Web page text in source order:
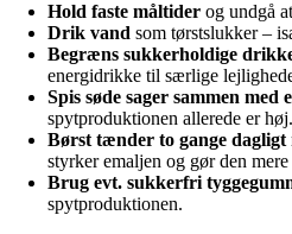
Hold faste måltider og undgå
Drik vand som tørstslukker –
Begræns sukkerholdige
energidrikke til særlige
Spis søde sager sammen med
spytproduktionen allerede er høj.
Børst tænder to gange dagligt
styrker emaljen og gør den
Brug evt. sukkerfri
spytproduktionen.